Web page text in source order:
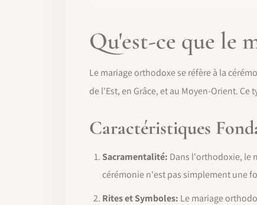
Qu'est-ce que le
Le mariage orthodoxe se réfère à la
de l'Est, en Grâce, et au Moyen-Orient.
Caractéristiques
Sacramentalité: Dans l'orthodoxie, le
cérémonie n'est pas simplement une
Rites et Symboles: Le mariage